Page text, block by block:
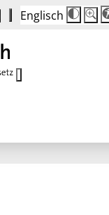
Englisch
Die
100%